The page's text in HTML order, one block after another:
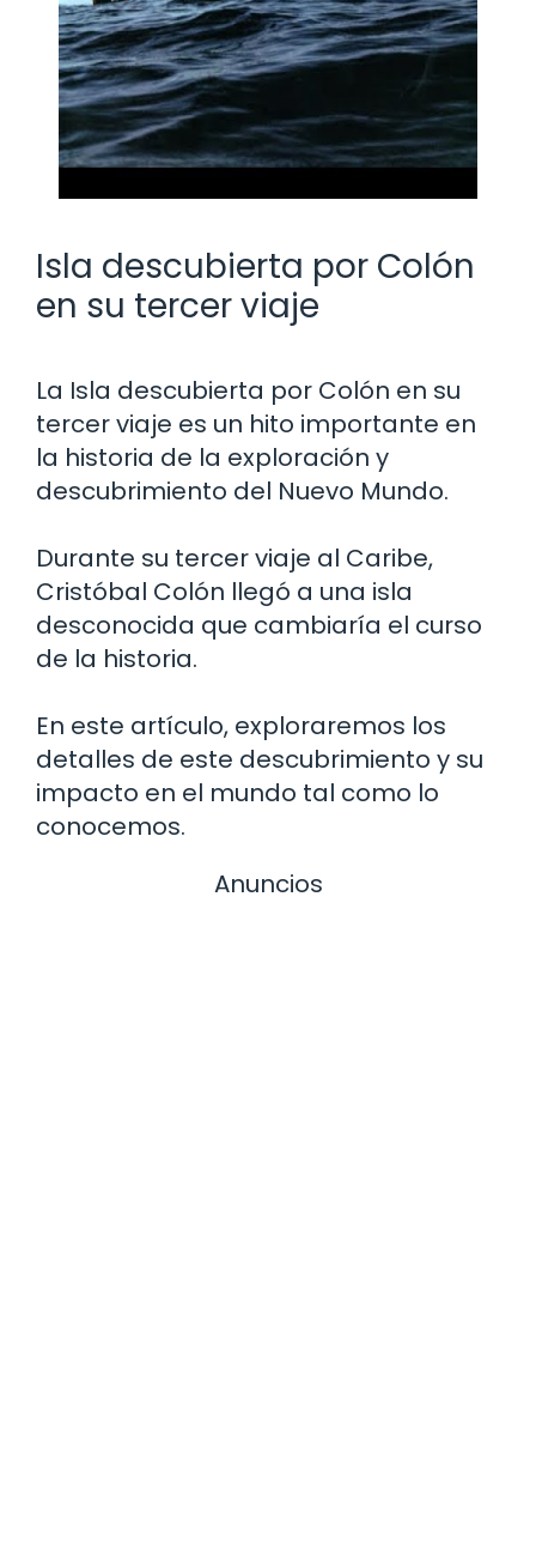
Isla descubierta por Colón
en su tercer viaje
La Isla descubierta por Colón en su
tercer viaje es un hito importante en
la historia de la exploración y
descubrimiento del Nuevo Mundo.
Durante su tercer viaje al Caribe,
Cristóbal Colón llegó a una isla
desconocida que cambiaría el curso
de la historia.
En este artículo, exploraremos los
detalles de este descubrimiento y su
impacto en el mundo tal como lo
conocemos.
Anuncios